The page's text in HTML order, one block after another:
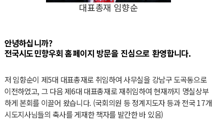
대표총재 임향순
안녕하십니까?
전국시도민향우회 홈페이지 방문을 진심으로 환영합니다.
저 임향순이 제5대 대표총재로 취임하여 사무실을 강남구 도곡동으로
이전하였고, 그 다음 제6대 대표총재로 재취임하여 현재까지 명실상부
하게 본회를 이끌어 왔습니다. (국회의원 등 정계지도자 등과 전국 17개
시도지사님들의 축사를 게재한 책자를 발간한 바 있음)